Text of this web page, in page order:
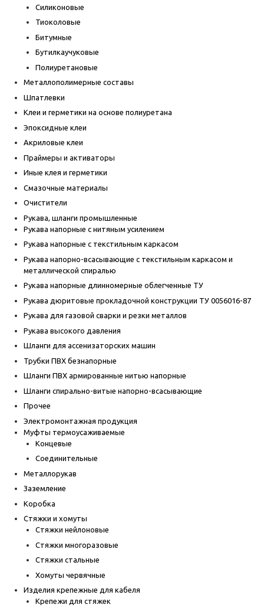
Силиконовые
Тиоколовые
Битумные
Бутилкаучуковые
Полиуретановые
Металлополимерные составы
Шпатлевки
Клеи и герметики на основе полиуретана
Эпоксидные клеи
Акриловые клеи
Праймеры и активаторы
Иные клея и герметики
Смазочные материалы
Очистители
Рукава, шланги промышленные
Рукава напорные с нитяным усилением
Рукава напорные с текстильным каркасом
Рукава напорно-всасывающие с текстильным каркасом и
металлической спиралью
Рукава напорные длинномерные облегченные ТУ
Рукава дюритовые прокладочной конструкции ТУ 0056016-87
Рукава для газовой сварки и резки металлов
Рукава высокого давления
Шланги для ассенизаторских машин
Трубки ПВХ безнапорные
Шланги ПВХ армированные нитью напорные
Шланги спирально-витые напорно-всасывающие
Прочее
Электромонтажная продукция
Муфты термоусаживаемые
Концевые
Соединительные
Металлорукав
Заземление
Коробка
Стяжки и хомуты
Стяжки нейлоновые
Стяжки многоразовые
Стяжки стальные
Хомуты червячные
Изделия крепежные для кабеля
Крепежи для стяжек